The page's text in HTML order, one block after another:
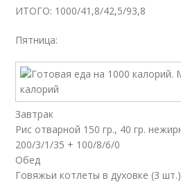
ИТОГО: 1000/41,8/42,5/93,8
Пятница:
Завтрак
Рис отварной 150 гр., 40 гр.
200/3/1/35 + 100/8/6/0
Обед
Говяжьи котлеты в духовке (3